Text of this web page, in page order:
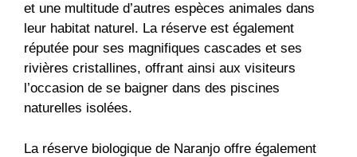
et une multitude d’autres espèces animales dans
leur habitat naturel. La réserve est également
réputée pour ses magnifiques cascades et ses
rivières cristallines, offrant ainsi aux visiteurs
l’occasion de se baigner dans des piscines
naturelles isolées.
La réserve biologique de Naranjo offre également